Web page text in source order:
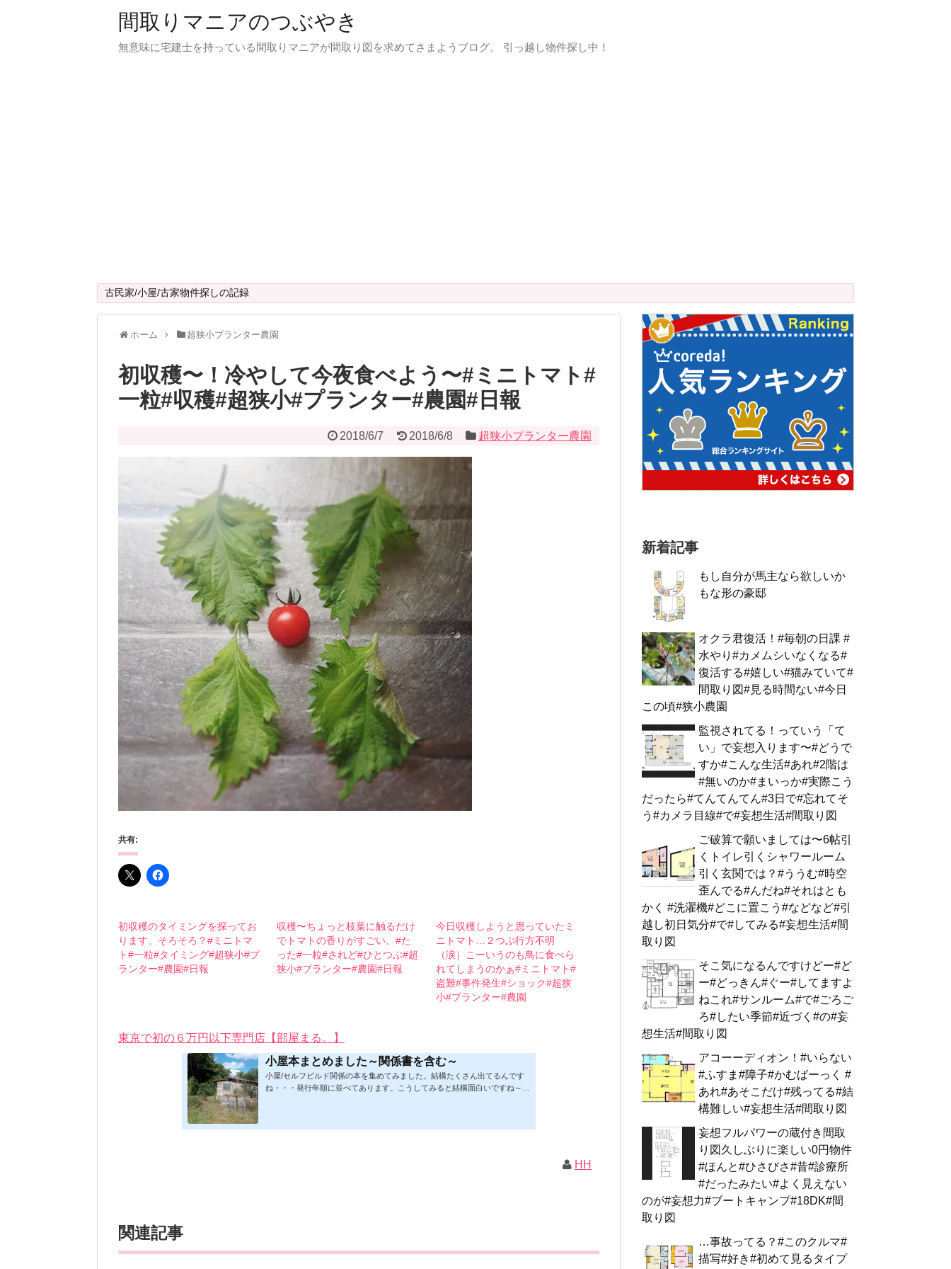
間取りマニアのつぶやき
無意味に宅建士を持っている間取りマニアが間取り図を求めてさまようブログ。 引っ越し物件探し中！
古民家/小屋/古家物件探しの記録
ホーム 超狭小プランター農園
初収穫〜！冷やして今夜食べよう〜#ミニトマト#
一粒#収穫#超狭小#プランター#農園#日報
2018/6/7 2018/6/8 超狭小プランター農園
共有:
初収穫のタイミングを探ってお
ります。そろそろ？#ミニトマ
ト#一粒#タイミング#超狭小#プ
ランター#農園#日報
収穫〜ちょっと枝葉に触るだけ
でトマトの香りがすごい。#た
った#一粒#されど#ひとつぶ#超
狭小#プランター#農園#日報
今日収穫しようと思っていたミ
ニトマト…２つぶ行方不明
（涙）こーいうのも鳥に食べら
れてしまうのかぁ#ミニトマト#
盗難#事件発生#ショック#超狭
小#プランター#農園
東京で初の６万円以下専門店【部屋まる。】
小屋本まとめました～関係書を含む～
小屋/セルフビルド関係の本を集めてみました。結構たくさん出てるんです
ね・・・発行年順に並べてあります。こうしてみると結構面白いですね～※
HH
関連記事
新着記事
もし自分が馬主なら欲しいか
もな形の豪邸
オクラ君復活！#毎朝の日課 #
水やり#カメムシいなくなる#
復活する#嬉しい#猫みていて#
間取り図#見る時間ない#今日
この頃#狭小農園
監視されてる！っていう「て
い」で妄想入ります〜#どうで
すか#こんな生活#あれ#2階は
#無いのか#まいっか#実際こう
だったら#てんてんてん#3日で#忘れてそ
う#カメラ目線#で#妄想生活#間取り図
ご破算で願いましては〜6帖引
くトイレ引くシャワールーム
引く玄関では？#ううむ#時空
歪んでる#んだね#それはとも
かく #洗濯機#どこに置こう#などなど#引
越し初日気分#で#してみる#妄想生活#間
取り図
そこ気になるんですけどー#ど
ー#どっきん#ぐー#してますよ
ねこれ#サンルーム#で#ごろご
ろ#したい季節#近づく#の#妄
想生活#間取り図
アコーーディオン！#いらない
#ふすま#障子#かむばーっく #
あれ#あそこだけ#残ってる#結
構難しい#妄想生活#間取り図
妄想フルパワーの蔵付き間取
り図久しぶりに楽しい0円物件
#ほんと#ひさびさ#昔#診療所
#だったみたい#よく見えない
のが#妄想力#ブートキャンプ#18DK#間
取り図
…事故ってる？#このクルマ#
描写#好き#初めて見るタイプ